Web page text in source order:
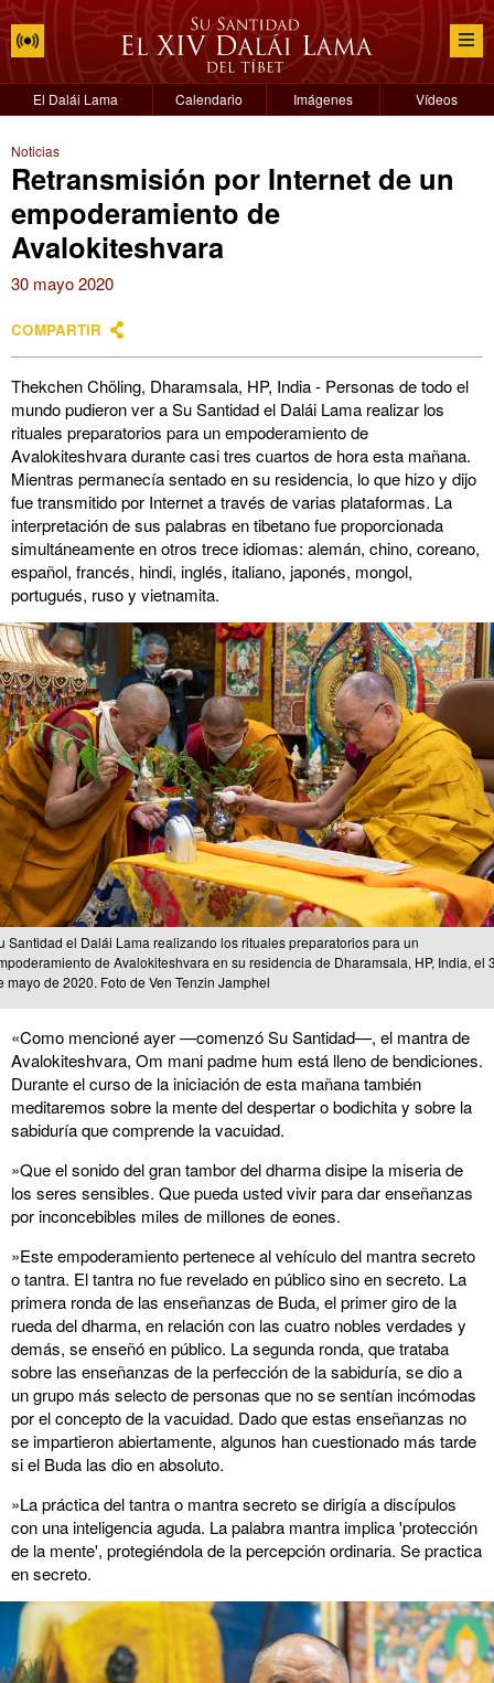
El Dalái Lama Calendario Imágenes Vídeos
Noticias
Retransmisión por Internet de un
empoderamiento de
Avalokiteshvara
30 mayo 2020
COMPARTIR
Thekchen Chöling, Dharamsala, HP, India - Personas de todo el
mundo pudieron ver a Su Santidad el Dalái Lama realizar los
rituales preparatorios para un empoderamiento de
Avalokiteshvara durante casi tres cuartos de hora esta mañana.
Mientras permanecía sentado en su residencia, lo que hizo y dijo
fue transmitido por Internet a través de varias plataformas. La
interpretación de sus palabras en tibetano fue proporcionada
simultáneamente en otros trece idiomas: alemán, chino, coreano,
español, francés, hindi, inglés, italiano, japonés, mongol,
portugués, ruso y vietnamita.
Santidad el Dalái Lama realizando los rituales preparatorios para un
de Avalokiteshvara en su residencia de Dharamsala, HP, India, el
mayo de 2020. Foto de Ven Tenzin Jamphel
«Como mencioné ayer —comenzó Su Santidad—, el mantra de
Avalokiteshvara, Om mani padme hum está lleno de bendiciones.
Durante el curso de la iniciación de esta mañana también
meditaremos sobre la mente del despertar o bodichita y sobre la
sabiduría que comprende la vacuidad.
»Que el sonido del gran tambor del dharma disipe la miseria de
los seres sensibles. Que pueda usted vivir para dar enseñanzas
por inconcebibles miles de millones de eones.
»Este empoderamiento pertenece al vehículo del mantra secreto
o tantra. El tantra no fue revelado en público sino en secreto. La
primera ronda de las enseñanzas de Buda, el primer giro de la
rueda del dharma, en relación con las cuatro nobles verdades y
demás, se enseñó en público. La segunda ronda, que trataba
sobre las enseñanzas de la perfección de la sabiduría, se dio a
un grupo más selecto de personas que no se sentían incómodas
por el concepto de la vacuidad. Dado que estas enseñanzas no
se impartieron abiertamente, algunos han cuestionado más tarde
si el Buda las dio en absoluto.
»La práctica del tantra o mantra secreto se dirigía a discípulos
con una inteligencia aguda. La palabra mantra implica 'protección
de la mente', protegiéndola de la percepción ordinaria. Se practica
en secreto.